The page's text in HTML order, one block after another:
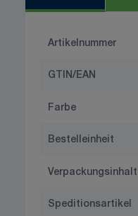
Artikelnummer
GTIN/EAN
Farbe
Bestelleinheit
Verpackungsinhalt
Speditionsartikel